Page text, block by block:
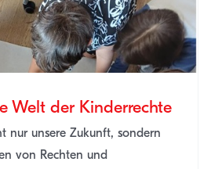
Welt der Kinderrechte
nur unsere Zukunft, sondern
von Rechten und